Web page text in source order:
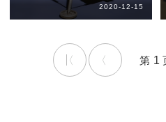
2020-12-15
1